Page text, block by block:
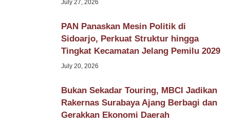
July 27, 2026
PAN Panaskan Mesin Politik di
Sidoarjo, Perkuat Struktur hingga
Tingkat Kecamatan Jelang Pemilu 2029
July 20, 2026
Bukan Sekadar Touring, MBCI Jadikan
Rakernas Surabaya Ajang Berbagi dan
Gerakkan Ekonomi Daerah